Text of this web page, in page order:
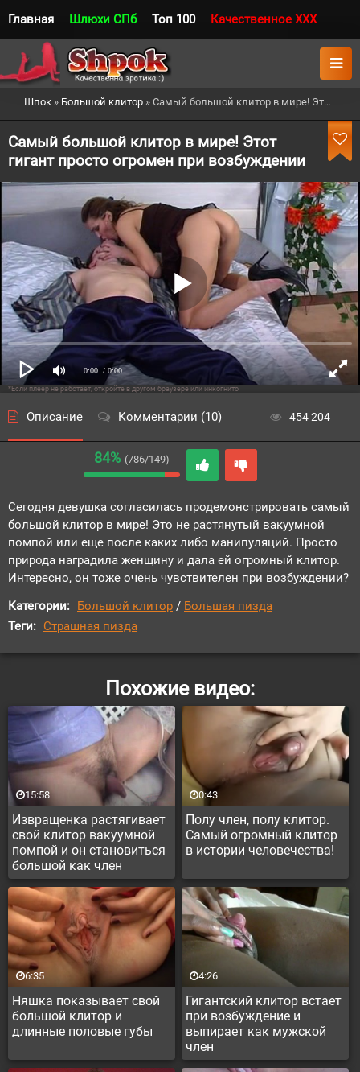
Главная Шлюхи СПб Топ 100 Качественное XXX
Шпок » Большой клитор » Самый большой клитор в мире! Этот гигант просто огромен при возбуждении
Самый большой клитор в мире! Этот
гигант просто огромен при возбуждении
0:00 / 0:00
*Если плеер не работает, откройте в другом браузере или инкогнито
Описание Комментарии (10)
84% (786/149)
454 204
Сегодня девушка согласилась продемонстрировать самый
большой клитор в мире! Это не растянутый вакуумной
помпой или еще после каких либо манипуляций. Просто
природа наградила женщину и дала ей огромный клитор.
Интересно, он тоже очень чувствителен при возбуждении?
Категории: Большой клитор / Большая пизда
Теги: Страшная пизда
Похожие видео:
Извращенка растягивает
свой клитор вакуумной
помпой и он становиться
большой как член
15:58
Полу член, полу клитор.
Самый огромный клитор
в истории человечества!
0:43
Няшка показывает свой
большой клитор и
длинные половые губы
6:35
Гигантский клитор встает
при возбуждение и
выпирает как мужской
член
4:26